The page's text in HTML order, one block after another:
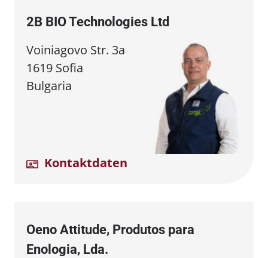
2B BIO Technologies Ltd
Voiniagovo Str. 3a
1619 Sofia
Bulgaria
Kontaktdaten
Oeno Attitude, Produtos para
Enologia, Lda.